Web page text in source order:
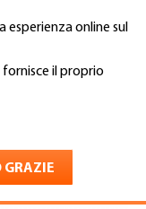
online sul
il proprio
GRAZIE